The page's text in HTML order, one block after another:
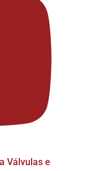
Válvulas e